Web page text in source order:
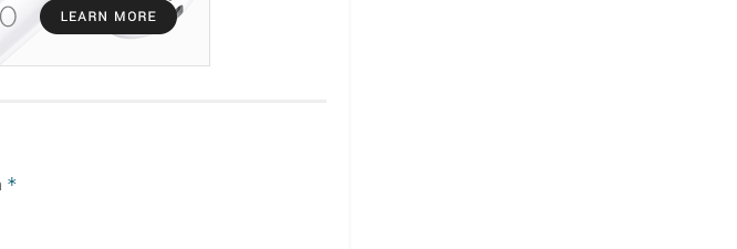
*